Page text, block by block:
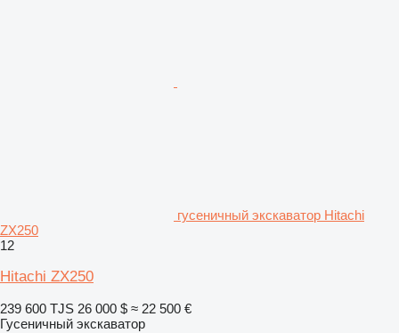
гусеничный экскаватор Hitachi
ZX250
12
Hitachi ZX250
239 600 TJS 26 000 $ ≈ 22 500 €
Гусеничный экскаватор